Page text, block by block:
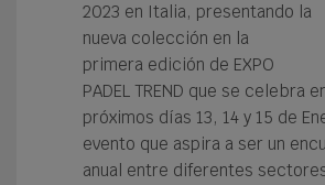
2023 en Italia, presentando la
nueva colección en la
primera edición de EXPO
PADEL TREND que se celebra
próximos días 13, 14 y 15 de
evento que aspira a ser un
anual entre diferentes